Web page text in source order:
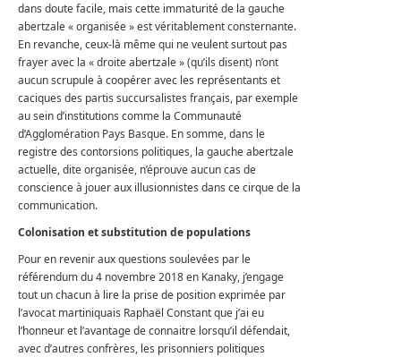
dans doute facile, mais cette immaturité de la gauche
abertzale « organisée » est véritablement consternante.
En revanche, ceux-là même qui ne veulent surtout pas
frayer avec la « droite abertzale » (qu’ils disent) n’ont
aucun scrupule à coopérer avec les représentants et
caciques des partis succursalistes français, par exemple
au sein d’institutions comme la Communauté
d’Agglomération Pays Basque. En somme, dans le
registre des contorsions politiques, la gauche abertzale
actuelle, dite organisée, n’éprouve aucun cas de
conscience à jouer aux illusionnistes dans ce cirque de la
communication.
Colonisation et substitution de populations
Pour en revenir aux questions soulevées par le
référendum du 4 novembre 2018 en Kanaky, j’engage
tout un chacun à lire la prise de position exprimée par
l’avocat martiniquais Raphaël Constant que j’ai eu
l’honneur et l’avantage de connaitre lorsqu’il défendait,
avec d’autres confrères, les prisonniers politiques